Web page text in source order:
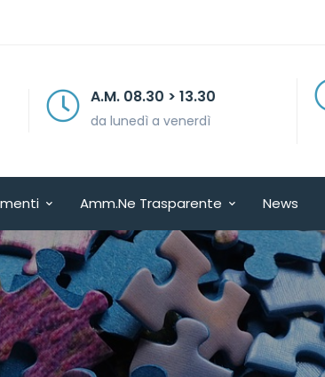
A.M. 08.30 > 13.30
da lunedì a venerdì
Amm.ne Trasparente News